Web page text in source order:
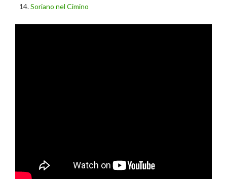
Soriano nel Cimino